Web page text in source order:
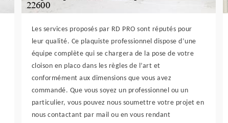
Les services proposés par RD PRO sont réputés pour
leur qualité. Ce plaquiste professionnel dispose d’une
équipe complète qui se chargera de la pose de votre
cloison en placo dans les règles de l’art et
conformément aux dimensions que vous avez
commandé. Que vous soyez un professionnel ou un
particulier, vous pouvez nous soumettre votre projet en
nous contactant par mail ou en vous rendant